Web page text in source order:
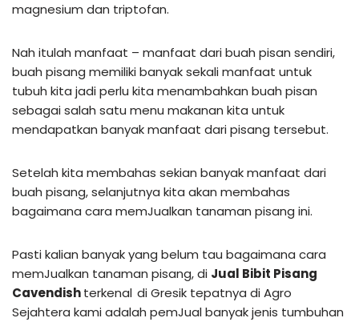
magnesium dan triptofan.
Nah itulah manfaat – manfaat dari buah pisan sendiri,
buah pisang memiliki banyak sekali manfaat untuk
tubuh kita jadi perlu kita menambahkan buah pisan
sebagai salah satu menu makanan kita untuk
mendapatkan banyak manfaat dari pisang tersebut.
Setelah kita membahas sekian banyak manfaat dari
buah pisang, selanjutnya kita akan membahas
bagaimana cara memJualkan tanaman pisang ini.
Pasti kalian banyak yang belum tau bagaimana cara
memJualkan tanaman pisang, di Jual Bibit Pisang
Cavendishterkenal di Gresik tepatnya di Agro
Sejahtera kami adalah pemJual banyak jenis tumbuhan